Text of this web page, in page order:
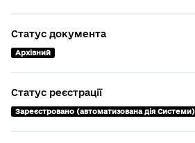
Статус документа
Архівний
Статус реєстрації
Зареєстровано (автоматизована дія Системи)